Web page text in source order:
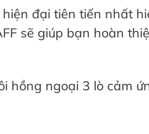
đại tiên tiến nhất
sẽ giúp bạn hoàn
ngoại 3 lò cảm